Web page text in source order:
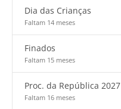
Dia das Crianças
Faltam 14 meses
Finados
Faltam 15 meses
Proc. da República 2027
Faltam 16 meses